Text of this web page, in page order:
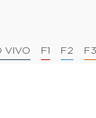
VIVO F1 F2 F3